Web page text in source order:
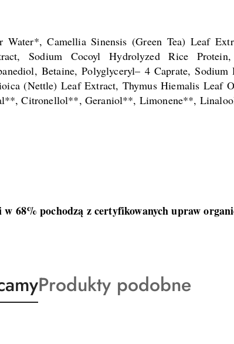
Water*, Camellia Sinensis (Green Tea) Leaf
Sodium Cocoyl Hydrolyzed Rice Protein,
Betaine, Polyglyceryl– 4 Caprate, Sodium
(Nettle) Leaf Extract, Thymus Hiemalis Leaf
Citronellol**, Geraniol**, Limonene**,
68% pochodzą z certyfikowanych upraw
Produkty
o
Produkty podobne